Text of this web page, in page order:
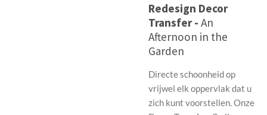
Redesign Decor
Transfer - An
Afternoon in the
Garden
Directe schoonheid op
vrijwel elk oppervlak dat u
zich kunt voorstellen. Onze